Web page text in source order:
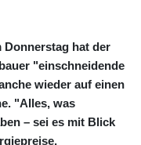
hat der
"einschneidende
wieder auf einen
"Alles, was
– sei es mit Blick